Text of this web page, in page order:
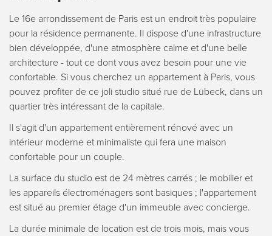
Le 16e arrondissement de Paris est un endroit très populaire
pour la résidence permanente. Il dispose d'une infrastructure
bien développée, d'une atmosphère calme et d'une belle
architecture - tout ce dont vous avez besoin pour une vie
confortable. Si vous cherchez un appartement à Paris, vous
pouvez profiter de ce joli studio situé rue de Lübeck, dans un
quartier très intéressant de la capitale.
Il s'agit d'un appartement entièrement rénové avec un
intérieur moderne et minimaliste qui fera une maison
confortable pour un couple.
La surface du studio est de 24 mètres carrés ; le mobilier et
les appareils électroménagers sont basiques ; l'appartement
est situé au premier étage d'un immeuble avec concierge.
La durée minimale de location est de trois mois, mais vous